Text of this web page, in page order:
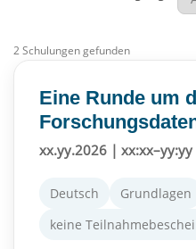
2 Schulungen gefunden
Eine Runde um
xx.yy.2026 | xx:xx–yy:yy
Deutsch
Grundlagen
keine